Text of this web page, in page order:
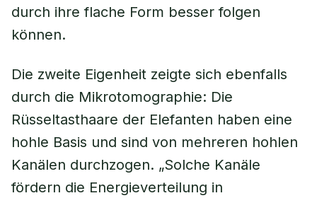
durch ihre flache Form besser folgen
können.
Die zweite Eigenheit zeigte sich ebenfalls
durch die Mikrotomographie: Die
Rüsseltasthaare der Elefanten haben eine
hohle Basis und sind von mehreren hohlen
Kanälen durchzogen. „Solche Kanäle
fördern die Energieverteilung in